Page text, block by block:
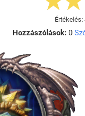
Értékelés:
Hozzászólások:0